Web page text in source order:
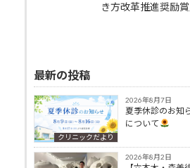
き方改革推進奨励
最新の投稿
クリニックだより
2026年8月7日
夏季休診のお知
について
2026年8月2日